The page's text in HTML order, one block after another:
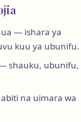
— ishara ya
kuu ya ubunifu.
shauku, ubunifu,
na uimara wa